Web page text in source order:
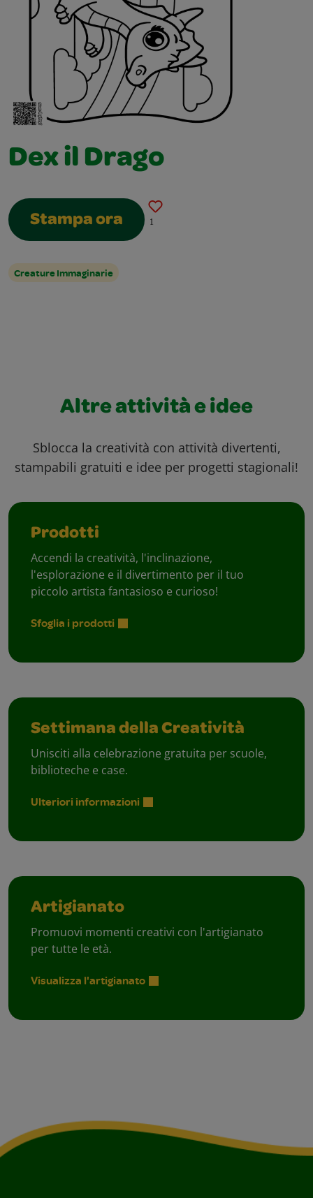
Dex il Drago
Stampa ora 1
Creature Immaginarie
Altre attività e idee
Sblocca la creatività con attività divertenti,
stampabili gratuiti e idee per progetti stagionali!
Prodotti
Accendi la creatività, l'inclinazione,
l'esplorazione e il divertimento per il tuo
piccolo artista fantasioso e curioso!
Sfoglia i prodotti
Settimana della Creatività
Unisciti alla celebrazione gratuita per scuole,
biblioteche e case.
Ulteriori informazioni
Artigianato
Promuovi momenti creativi con l'artigianato
per tutte le età.
Visualizza l'artigianato